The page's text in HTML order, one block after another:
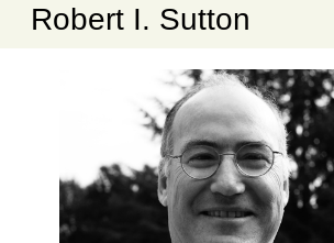
Robert I. Sutton